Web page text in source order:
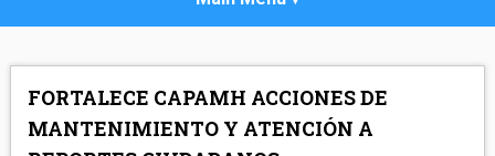
FORTALECE CAPAMH ACCIONES DE
MANTENIMIENTO Y ATENCIÓN A